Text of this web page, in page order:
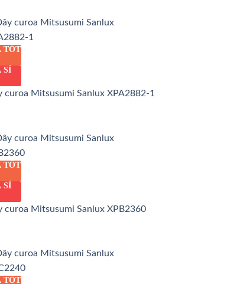
TỐT
SỈ
curoa Mitsusumi Sanlux XPA2882-1
TỐT
SỈ
curoa Mitsusumi Sanlux XPB2360
TỐT